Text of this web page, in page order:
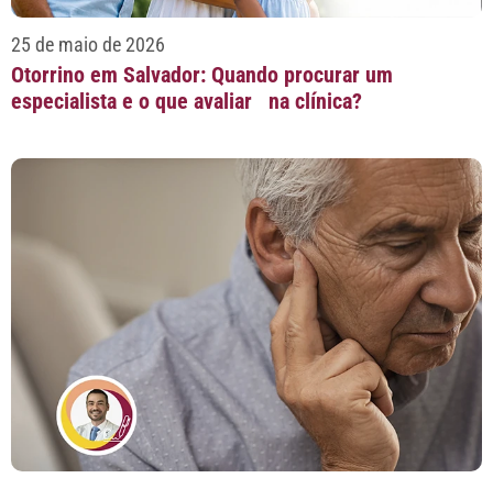
25 de maio de 2026
Otorrino em Salvador: Quando procurar um
especialista e o que avaliar na clínica?